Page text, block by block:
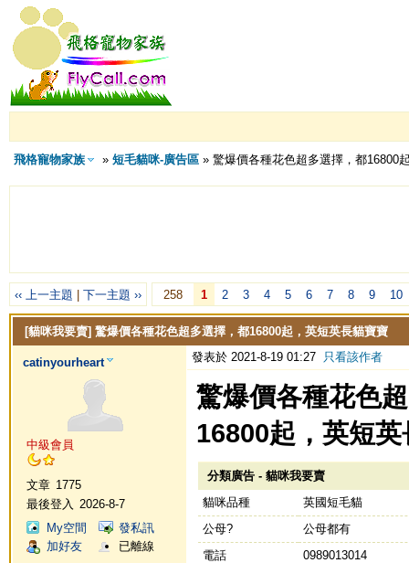
飛格寵物家族 » 短毛貓咪-廣告區» 驚爆價各種花色超多選擇，都16800
‹‹ 上一主題 下一主題 ›› 258 1 2 3 4 5 6 7 8 9 10
[貓咪我要賣] 驚爆價各種花色超多選擇，都16800起，英短英長貓寶寶
catinyourheart
中級會員
文章 1775
最後登入
2026-8-7
My空間
發私訊
加好友
已離線
發表於 2021-8-19 01:27 只看該作者
驚爆價各種花色
16800起，英短
分類廣告 - 貓咪我要賣
貓咪品種
英國短毛貓
公母?
公母都有
電話
0989013014